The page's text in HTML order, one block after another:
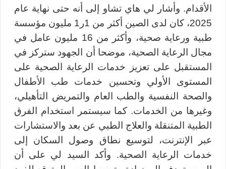
الأقدام. وأشار لي هاي تشاو إلى أنه حتى نهاية عام
2025، كان لدى الصين أكثر من 1ر1 مليون مؤسسة
طبية ورعاية صحية، وأكثر من 16 مليون عامل في
مجال الرعاية الصحية، موضحا أن الجهود ستركز في
المستقبل على تعزيز خدمات الرعاية الصحية على
المستوى الأولي وتحسين خدمات طب الأطفال
والصحة النفسية والطب العام والتمريض التأهيلي،
وغيرها من الخدمات. كما سيستمر استخدام الفرق
الطبية المتنقلة والعلاج الطبي عن بعد والاستشارات
عبر الإنترنت، لتوسيع نطاق وصول السكان إلى
خدمات الرعاية الصحية. وأكد السيد لي على أن